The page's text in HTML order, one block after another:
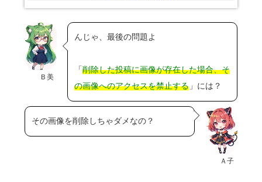
Ｂ美
んじゃ、最後の問題よ
「 削除した投稿に画像が存在した場合、そ
の画像へのアクセスを禁止する」には？
Ａ子
その画像を削除しちゃダメなの？